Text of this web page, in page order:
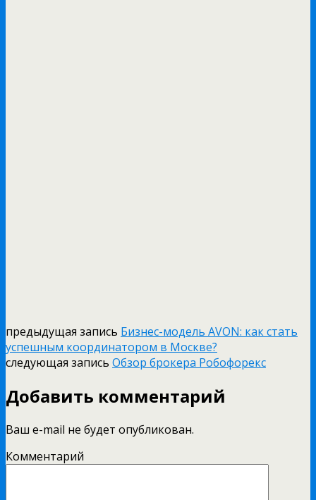
предыдущая запись Бизнес-модель AVON: как стать
успешным координатором в Москве?
следующая запись Обзор брокера Робофорекс
Добавить комментарий
Ваш e-mail не будет опубликован.
Комментарий